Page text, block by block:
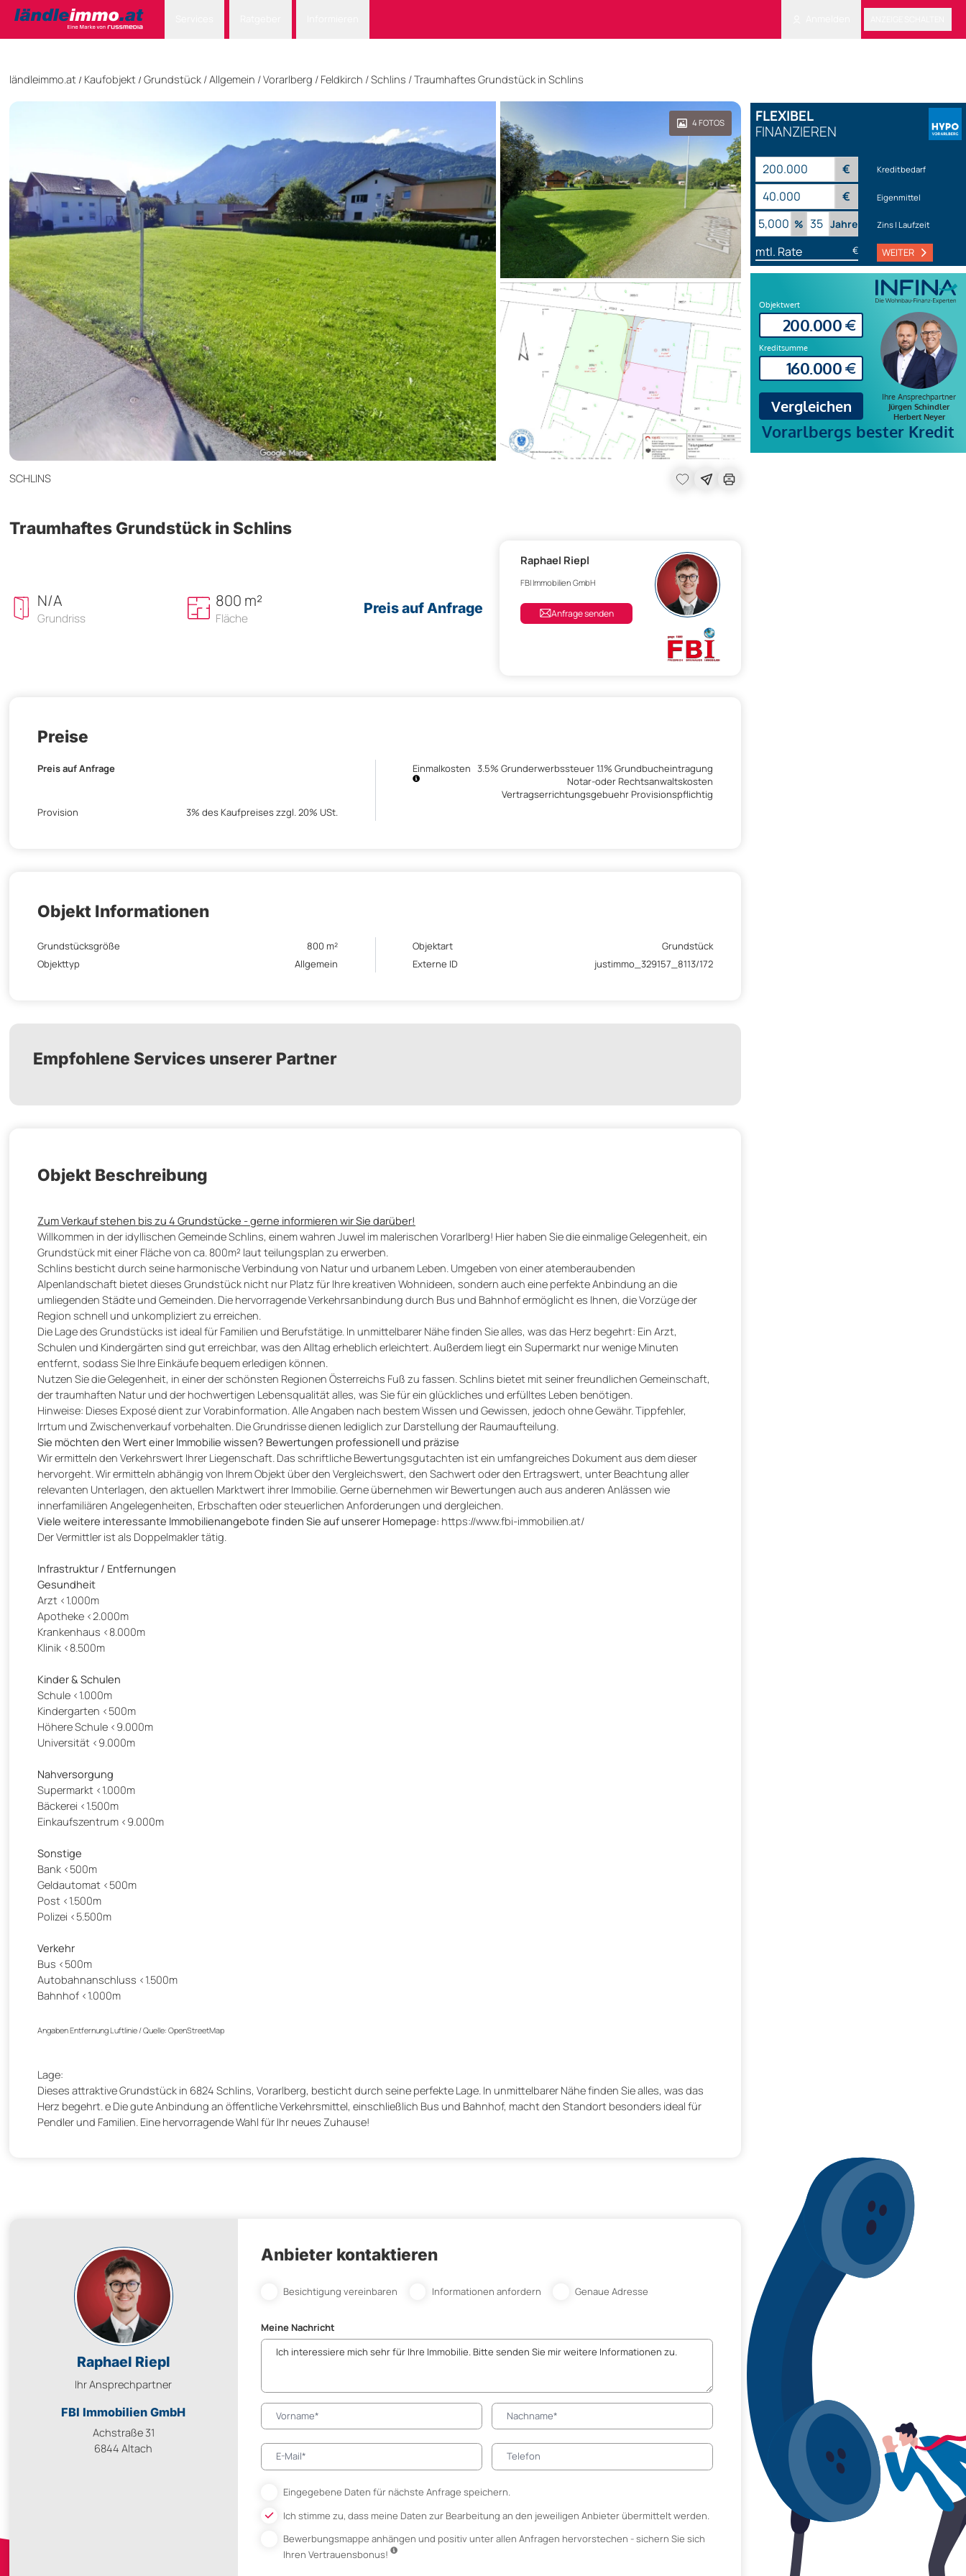
FLEXIBEL
FINANZIEREN
€ Kreditbedarf
€ Eigenmittel
% Jahre Zins | Laufzeit
mtl. Rate € WEITER
ländleimmo.at / Kaufobjekt / Grundstück /Allgemein /Vorarlberg / Feldkirch / Schlins /Traumhaftes Grundstück in Schlins
4FOTOS
SCHLINS
Traumhaftes Grundstück in Schlins
N/A
Grundriss
800 m²
Fläche
Preis auf Anfrage
Raphael Riepl
FBI Immobilien GmbH
Anfrage senden
Preise
Preis auf Anfrage Einmalkosten 3.5% Grunderwerbssteuer 1.1% Grundbucheintragung
Notar-oder Rechtsanwaltskosten
Vertragserrichtungsgebuehr Provisionspflichtig
Provision
3% des Kaufpreises zzgl. 20% USt.
Objekt Informationen
Grundstücksgröße 800 m² Objektart
Grundstück
Objekttyp
Allgemein Externe ID justimmo_329157_8113/172
Empfohlene Services unserer Partner
Objekt Beschreibung
Zum Verkauf stehen bis zu 4 Grundstücke - gerne informieren wir Sie darüber!
Willkommen in der idyllischen Gemeinde Schlins, einem wahren Juwel im malerischen Vorarlberg! Hier haben Sie die einmalige Gelegenheit, ein
Grundstück mit einer Fläche von ca. 800m² laut teilungsplan zu erwerben.
Schlins besticht durch seine harmonische Verbindung von Natur und urbanem Leben. Umgeben von einer atemberaubenden
Alpenlandschaft bietet dieses Grundstück nicht nur Platz für Ihre kreativen Wohnideen, sondern auch eine perfekte Anbindung an die
umliegenden Städte und Gemeinden. Die hervorragende Verkehrsanbindung durch Bus und Bahnhof ermöglicht es Ihnen, die Vorzüge der
Region schnell und unkompliziert zu erreichen.
Die Lage des Grundstücks ist ideal für Familien und Berufstätige. In unmittelbarer Nähe finden Sie alles, was das Herz begehrt: Ein Arzt,
Schulen und Kindergärten sind gut erreichbar, was den Alltag erheblich erleichtert. Außerdem liegt ein Supermarkt nur wenige Minuten
entfernt, sodass Sie Ihre Einkäufe bequem erledigen können.
Nutzen Sie die Gelegenheit, in einer der schönsten Regionen Österreichs Fuß zu fassen. Schlins bietet mit seiner freundlichen Gemeinschaft,
der traumhaften Natur und der hochwertigen Lebensqualität alles, was Sie für ein glückliches und erfülltes Leben benötigen.
Hinweise: Dieses Exposé dient zur Vorabinformation. Alle Angaben nach bestem Wissen und Gewissen, jedoch ohne Gewähr. Tippfehler,
Irrtum und Zwischenverkauf vorbehalten. Die Grundrisse dienen lediglich zur Darstellung der Raumaufteilung.
Sie möchten den Wert einer Immobilie wissen? Bewertungen professionell und präzise
Wir ermitteln den Verkehrswert Ihrer Liegenschaft. Das schriftliche Bewertungsgutachten ist ein umfangreiches Dokument aus dem dieser
hervorgeht. Wir ermitteln abhängig von Ihrem Objekt über den Vergleichswert, den Sachwert oder den Ertragswert, unter Beachtung aller
relevanten Unterlagen, den aktuellen Marktwert ihrer Immobilie. Gerne übernehmen wir Bewertungen auch aus anderen Anlässen wie
innerfamiliären Angelegenheiten, Erbschaften oder steuerlichen Anforderungen und dergleichen.
Viele weitere interessante Immobilienangebote finden Sie auf unserer Homepage: https://www.fbi-immobilien.at/
Der Vermittler ist als Doppelmakler tätig.
Infrastruktur / Entfernungen
Gesundheit
Arzt <1.000m
Apotheke <2.000m
Krankenhaus <8.000m
Klinik <8.500m
Kinder & Schulen
Schule <1.000m
Kindergarten <500m
Höhere Schule <9.000m
Universität <9.000m
Nahversorgung
Supermarkt <1.000m
Bäckerei <1.500m
Einkaufszentrum <9.000m
Sonstige
Bank <500m
Geldautomat <500m
Post <1.500m
Polizei <5.500m
Verkehr
Bus <500m
Autobahnanschluss <1.500m
Bahnhof <1.000m
Angaben Entfernung Luftlinie / Quelle: OpenStreetMap
Lage:
Dieses attraktive Grundstück in 6824 Schlins, Vorarlberg, besticht durch seine perfekte Lage. In unmittelbarer Nähe finden Sie alles, was das
Herz begehrt. e Die gute Anbindung an öffentliche Verkehrsmittel, einschließlich Bus und Bahnhof, macht den Standort besonders ideal für
Pendler und Familien. Eine hervorragende Wahl für Ihr neues Zuhause!
Raphael Riepl
Ihr Ansprechpartner
FBI Immobilien GmbH
Achstraße 31
6844 Altach
Anbieter kontaktieren
Besichtigung vereinbaren Informationen anfordern Genaue Adresse
Meine Nachricht
Eingegebene Daten für nächste Anfrage speichern.
Ich stimme zu, dass meine Daten zur Bearbeitung an den jeweiligen Anbieter übermittelt werden.
Bewerbungsmappe anhängenund positiv unter allen Anfragen hervorstechen - sichern Sie sich
Ihren Vertrauensbonus!